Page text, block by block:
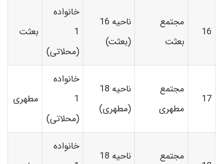
16
مجتمع
بعثت
ناحیه 16
(بعثت)
خانواده
1
(محلاتی)
بعثت
17
مجتمع
مطهری
ناحیه 18
(مطهری)
خانواده
1
(محلاتی)
مطهری
مجتمع ناحیه 18
خانواده